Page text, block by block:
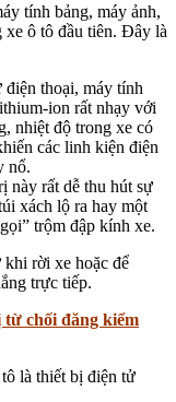
tính bảng, máy ảnh,
ô tô đầu tiên. Đây là
thoại, máy tính
ion rất nhạy với
nhiệt độ trong xe có
các linh kiện điện
nổ.
này rất dễ thu hút sự
xách lộ ra hay một
trộm đập kính xe.
rời xe hoặc để
trực tiếp.
từ chối đăng kiểm